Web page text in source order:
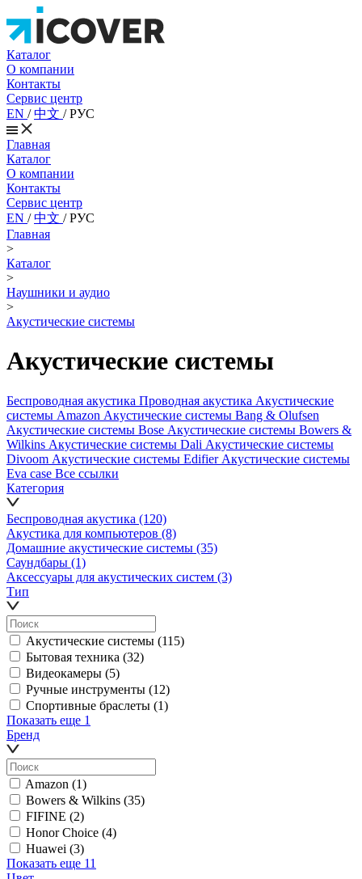
Каталог
О компании
Контакты
Сервис центр
EN /中文 /РУС
Главная
Каталог
О компании
Контакты
Сервис центр
EN /中文 /РУС
Главная
>
Каталог
>
Наушники и аудио
>
Акустические системы
Акустические системы
Беспроводная акустика Проводная акустика Акустические
системы Amazon Акустические системы Bang & Olufsen
Акустические системы Bose Акустические системы Bowers &
Wilkins Акустические системы Dali Акустические системы
Divoom Акустические системы Edifier Акустические системы
Eva case Все ссылки
Категория
Беспроводная акустика (120)
Акустика для компьютеров (8)
Домашние акустические системы (35)
Саундбары (1)
Аксессуары для акустических систем (3)
Тип
Акустические системы (115)
Бытовая техника (32)
Видеокамеры (5)
Ручные инструменты (12)
Спортивные браслеты (1)
Показать еще 1
Бренд
Amazon (1)
Bowers & Wilkins (35)
FIFINE (2)
Honor Choice (4)
Huawei (3)
Показать еще 11